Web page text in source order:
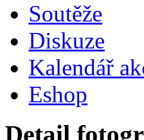
Soutěže
Diskuze
Kalendář
Eshop
Detail